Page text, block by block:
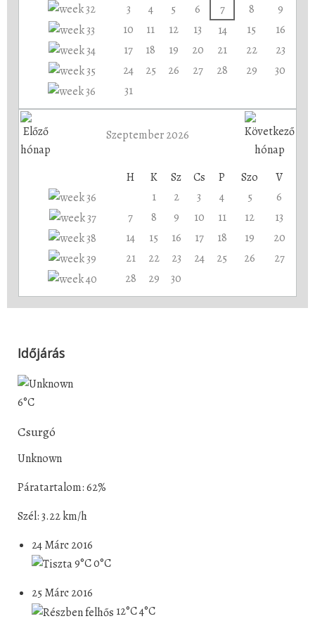
3
4 5 6 7 8
9
10
11 12 13 14 15
16
17
18 19 20 21 22
23
24
25 26 27 28 29
30
31
Szeptember 2026
H K Sz Cs P Szo
V
1
2 3 4 5
6
7
8 9 10 11 12
13
14
15 16 17 18 19
20
21
22 23 24 25 26
27
28
29 30
Időjárás
6°C
Csurgó
Unknown
Páratartalom: 62%
Szél: 3.22 km/h
24 Márc 2016
9°C0°C
25 Márc 2016
12°C4°C